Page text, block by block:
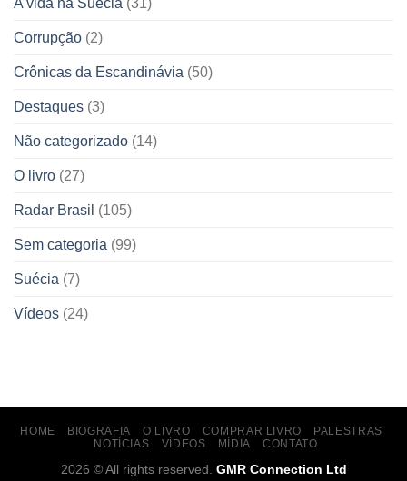
A vida na Suécia (31)
Corrupção (2)
Crônicas da Escandinávia (50)
Destaques (3)
Não categorizado (14)
O livro (27)
Radar Brasil (105)
Sem categoria (99)
Suécia (7)
Vídeos (24)
HOME BIOGRAFIA O LIVRO COMPRAR LIVRO
PALESTRAS
NOTÍCIAS
VÍDEOS MÍDIA CONTATO
2026 © All rights reserved. GMR Connection Ltd